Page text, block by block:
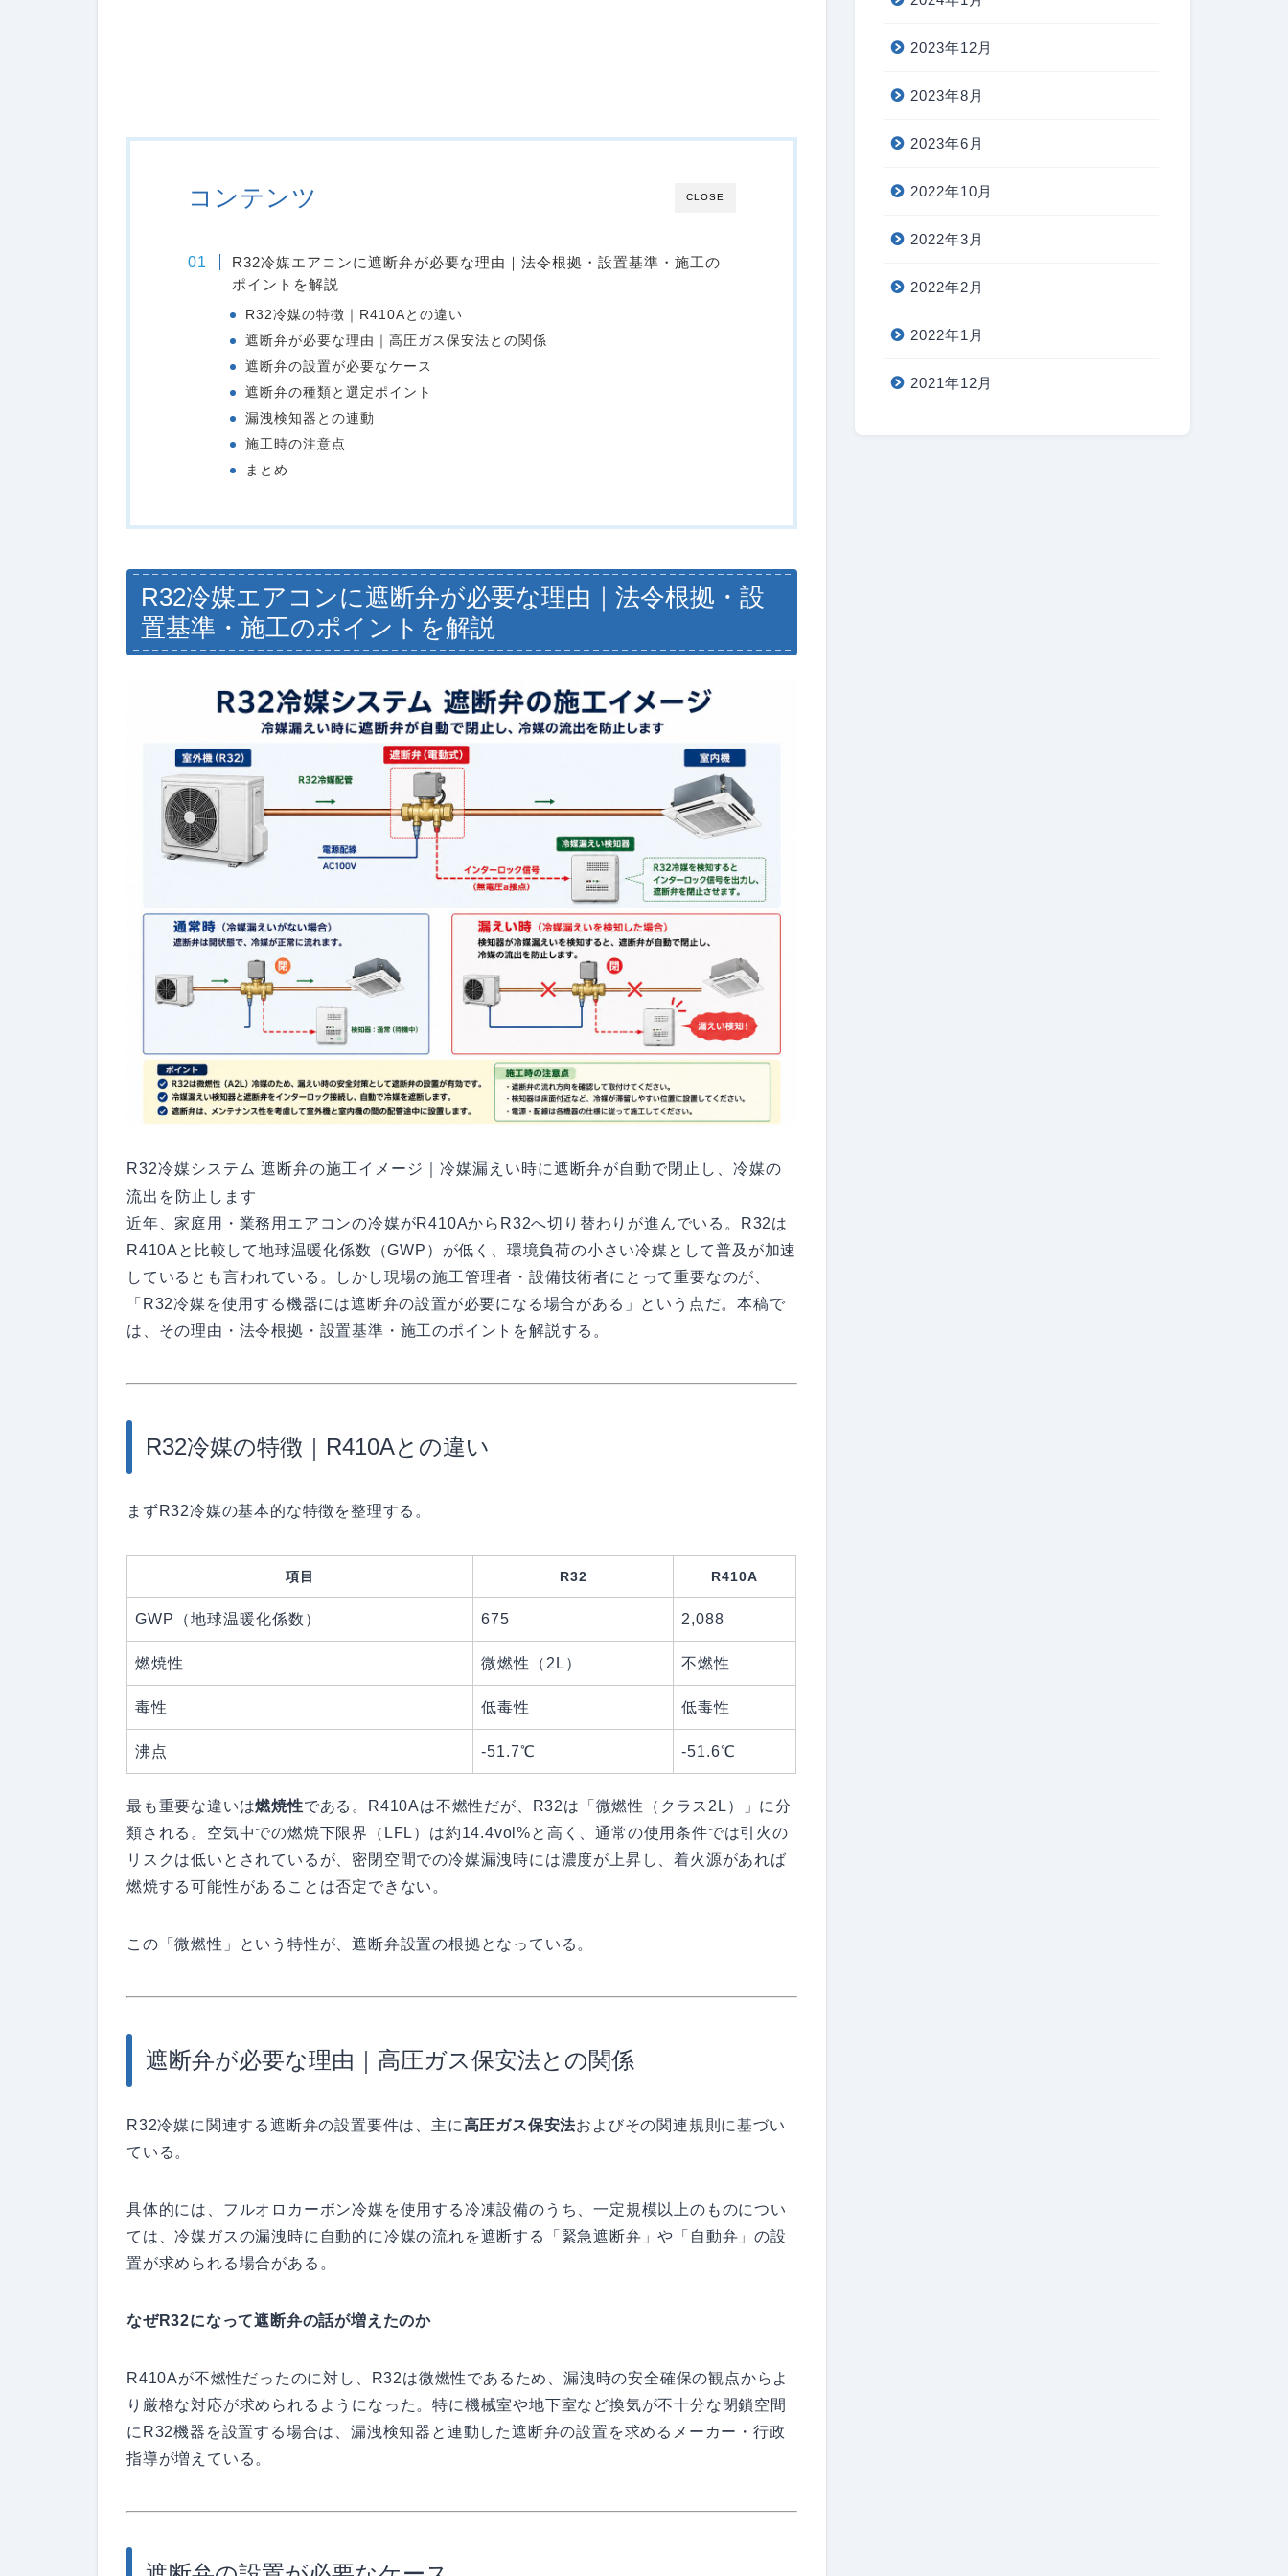
CLOSE
コンテンツ
R32冷媒エアコンに遮断弁が必要な理由｜法令根拠・設置基準・施工の
ポイントを解説
R32冷媒の特徴｜R410Aとの違い
遮断弁が必要な理由｜高圧ガス保安法との関係
遮断弁の設置が必要なケース
遮断弁の種類と選定ポイント
漏洩検知器との連動
施工時の注意点
まとめ
R32冷媒エアコンに遮断弁が必要な理由｜法令根拠・設
置基準・施工のポイントを解説
R32冷媒システム 遮断弁の施工イメージ｜冷媒漏えい時に遮断弁が自動で閉止し、冷媒の
流出を防止します
近年、家庭用・業務用エアコンの冷媒がR410AからR32へ切り替わりが進んでいる。R32は
R410Aと比較して地球温暖化係数（GWP）が低く、環境負荷の小さい冷媒として普及が加速
しているとも言われている。しかし現場の施工管理者・設備技術者にとって重要なのが、
「R32冷媒を使用する機器には遮断弁の設置が必要になる場合がある」という点だ。本稿で
は、その理由・法令根拠・設置基準・施工のポイントを解説する。
R32冷媒の特徴｜R410Aとの違い
まずR32冷媒の基本的な特徴を整理する。
項目 R32 R410A
GWP（地球温暖化係数） 675 2,088
燃焼性 微燃性（2L） 不燃性
毒性 低毒性 低毒性
沸点 -51.7℃ -51.6℃
最も重要な違いは燃焼性である。R410Aは不燃性だが、R32は「微燃性（クラス2L）」に分
類される。空気中での燃焼下限界（LFL）は約14.4vol%と高く、通常の使用条件では引火の
リスクは低いとされているが、密閉空間での冷媒漏洩時には濃度が上昇し、着火源があれば
燃焼する可能性があることは否定できない。
この「微燃性」という特性が、遮断弁設置の根拠となっている。
遮断弁が必要な理由｜高圧ガス保安法との関係
R32冷媒に関連する遮断弁の設置要件は、主に高圧ガス保安法およびその関連規則に基づい
ている。
具体的には、フルオロカーボン冷媒を使用する冷凍設備のうち、一定規模以上のものについ
ては、冷媒ガスの漏洩時に自動的に冷媒の流れを遮断する「緊急遮断弁」や「自動弁」の設
置が求められる場合がある。
なぜR32になって遮断弁の話が増えたのか
R410Aが不燃性だったのに対し、R32は微燃性であるため、漏洩時の安全確保の観点からよ
り厳格な対応が求められるようになった。特に機械室や地下室など換気が不十分な閉鎖空間
にR32機器を設置する場合は、漏洩検知器と連動した遮断弁の設置を求めるメーカー・行政
指導が増えている。
2023年12月
2023年8月
2023年6月
2022年10月
2022年3月
2022年2月
2022年1月
2021年12月